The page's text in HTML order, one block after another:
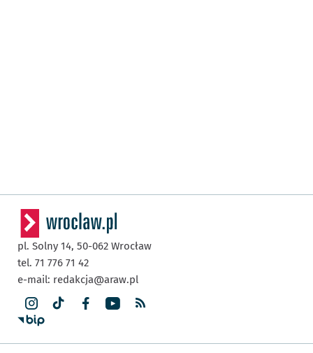
pl. Solny 14, 50-062 Wrocław
tel. 71 776 71 42
e-mail: redakcja@araw.pl